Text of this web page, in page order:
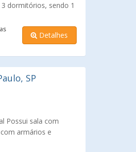
dormitórios, sendo 1
dos espaços, ideal
cozinha funcional,
de lazer e
sua visita e venha
Detalhes
SP
Possui sala com
armários e